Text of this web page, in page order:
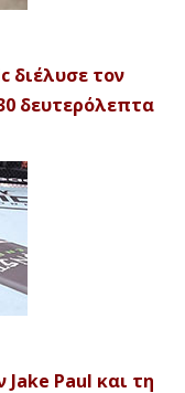
διέλυσε τον
δευτερόλεπτα
Paul και τη